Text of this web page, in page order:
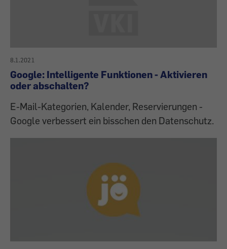
8.1.2021
Google: Intelligente Funktionen - Aktivieren
oder abschalten?
E-Mail-Kategorien, Kalender, Reservierungen -
Google verbessert ein bisschen den Datenschutz.